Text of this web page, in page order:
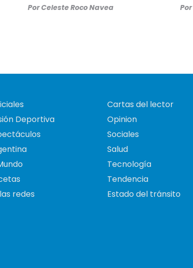
PorCeleste Roco Navea Por
Deportiva
redes
Cartas del lector
Opinion
Sociales
Salud
Tecnología
Tendencia
Estado del tránsito